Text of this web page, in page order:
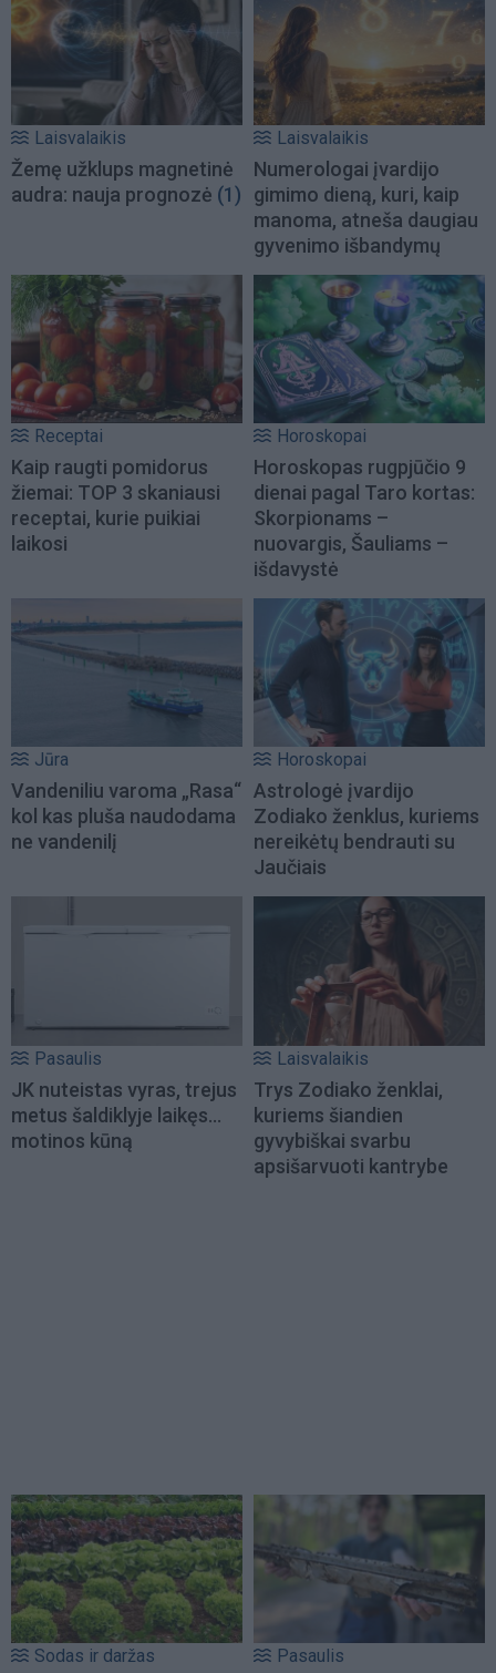
Laisvalaikis
Žemę užklups magnetinė
audra: nauja prognozė (1)
Laisvalaikis
Numerologai įvardijo
gimimo dieną, kuri, kaip
manoma, atneša daugiau
gyvenimo išbandymų
Receptai
Kaip raugti pomidorus
žiemai: TOP 3 skaniausi
receptai, kurie puikiai
laikosi
Horoskopai
Horoskopas rugpjūčio 9
dienai pagal Taro kortas:
Skorpionams –
nuovargis, Šauliams –
išdavystė
Jūra
Vandeniliu varoma „Rasa“
kol kas pluša naudodama
ne vandenilį
Horoskopai
Astrologė įvardijo
Zodiako ženklus, kuriems
nereikėtų bendrauti su
Jaučiais
Pasaulis
JK nuteistas vyras, trejus
metus šaldiklyje laikęs...
motinos kūną
Laisvalaikis
Trys Zodiako ženklai,
kuriems šiandien
gyvybiškai svarbu
apsišarvuoti kantrybe
Sodas ir daržas Pasaulis